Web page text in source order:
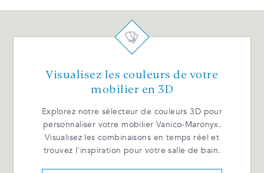
PLAZA Processus d'achat FR
PLAZA Catalogue QC
FAÇADES Catalogue QC
Penthouse PLAZA Produits et dimensions
Visualisez les couleurs de votre
mobilier en 3D
Explorez notre sélecteur de couleurs 3D pour
personnaliser votre mobilier Vanico-Maronyx.
Visualisez les combinaisons en temps réel et
trouvez l'inspiration pour votre salle de bain.